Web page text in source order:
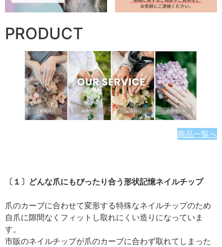
PRODUCT
商品一覧へ
〔１〕どんな爪にもぴったり合う形状記憶ネイルチップ
爪のカーブに合わせて変形する特殊なネイルチップのため
自爪に隙間なくフィットし取れにくい造りになっていま
す。
市販のネイルチップが爪のカーブに合わず取れてしまった